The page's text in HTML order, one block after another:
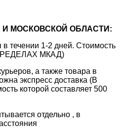
МОСКОВСКОЙ ОБЛАСТИ:
в течении 1-2 дней. Стоимость
ПРЕДЕЛАХ МКАД)
а также товара в
экспресс доставка (В
которой составляет 500
отдельно , в